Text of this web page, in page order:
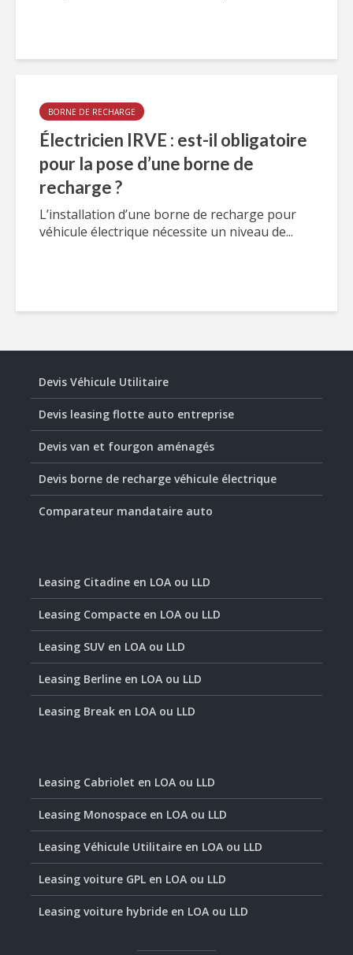
BORNE DE RECHARGE
Électricien IRVE : est-il obligatoire
pour la pose d’une borne de
recharge ?
L’installation d’une borne de recharge pour
véhicule électrique nécessite un niveau de...
Devis Véhicule Utilitaire
Devis leasing flotte auto entreprise
Devis van et fourgon aménagés
Devis borne de recharge véhicule électrique
Comparateur mandataire auto
Leasing Citadine en LOA ou LLD
Leasing Compacte en LOA ou LLD
Leasing SUV en LOA ou LLD
Leasing Berline en LOA ou LLD
Leasing Break en LOA ou LLD
Leasing Cabriolet en LOA ou LLD
Leasing Monospace en LOA ou LLD
Leasing Véhicule Utilitaire en LOA ou LLD
Leasing voiture GPL en LOA ou LLD
Leasing voiture hybride en LOA ou LLD